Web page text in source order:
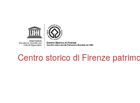
Centro storico di Firenze